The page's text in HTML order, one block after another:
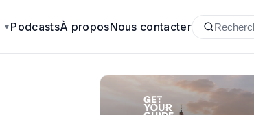
PodcastsÀ proposNous contacter